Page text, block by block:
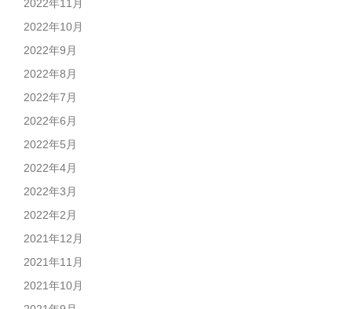
2022年11月
2022年10月
2022年9月
2022年8月
2022年7月
2022年6月
2022年5月
2022年4月
2022年3月
2022年2月
2021年12月
2021年11月
2021年10月